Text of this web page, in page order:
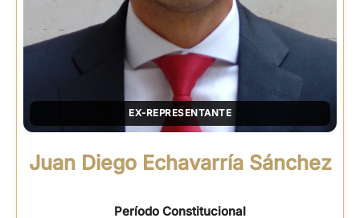
EX-REPRESENTANTE
Juan Diego Echavarría Sánchez
Período Constitucional